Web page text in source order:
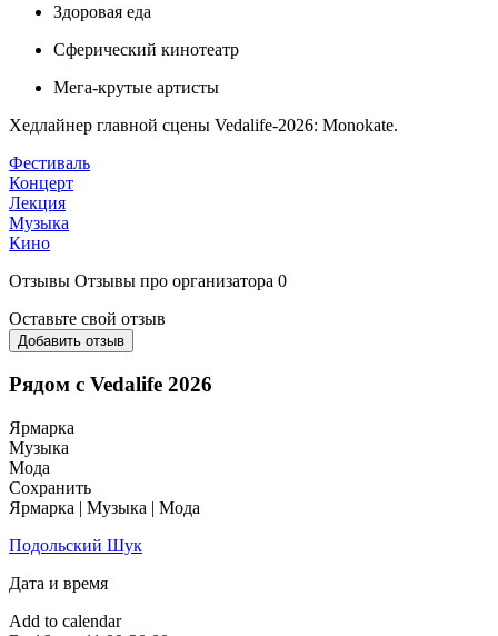
Здоровая еда
Сферический кинотеатр
Мега-крутые артисты
Хедлайнер главной сцены Vedalife-2026: Monokate.
Фестиваль
Концерт
Лекция
Музыка
Кино
Отзывы Отзывы про организатора 0
Оставьте свой отзыв
Добавить отзыв
Рядом с Vedalife 2026
Ярмарка
Музыка
Мода
Сохранить
Ярмарка | Музыка | Мода
Подольский Шук
Дата и время
Add to calendar